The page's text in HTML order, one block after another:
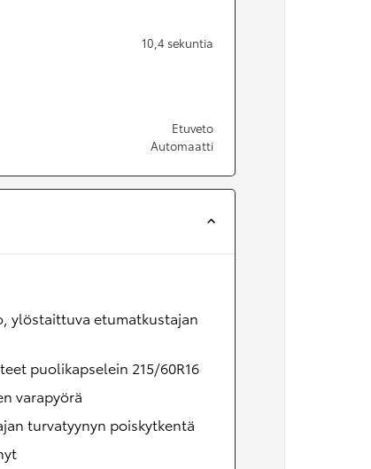
10,4 sekuntia
Etuveto
Automaatti
ylöstaittuva etumatkustajan
puolikapselein 215/60R16
varapyörä
turvatyynyn poiskytkentä